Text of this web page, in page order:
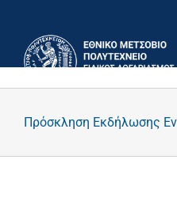
περιεχόμενο
Πρόσκληση Εκδήλωσης